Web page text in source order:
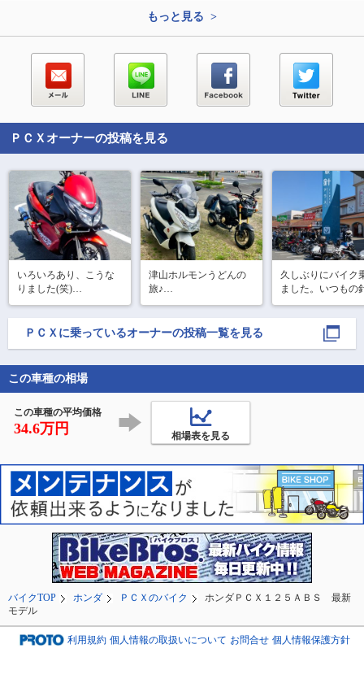
もっと見る >
ＰＣＸ オーナーの投稿を見る
いろいろあり、こうな
りました(笑)
ますが、よろしくお願
津山ホルモンうどんの
旅♪
今回はSNSお友達の
GROMくんと二人旅で
す！
柔らかくて大変美味し
かったです👍
後は山田養蜂場はち
久しぶりにバイク
ました。いつもの
ラスへ行きました
り、@81582 さん
違いましたが気づ
もらえず。今のバ
ＰＣＸ に乗っているオーナーの投稿一覧を見る
この車種の相場
この車種の平均価格
34.6万円 相場表を見る
バイクTOP ホンダ ＰＣＸのバイク
ホンダＰＣＸ１２５ＡＢＳ 最新
モデル
利用規約 個人情報の取扱いについて お問合せ 個人情報保護方針